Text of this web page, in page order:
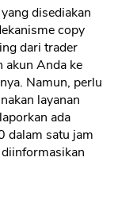
disediakan
copy
dari trader
akun Anda ke
Namun, perlu
layanan
ada
dalam satu jam